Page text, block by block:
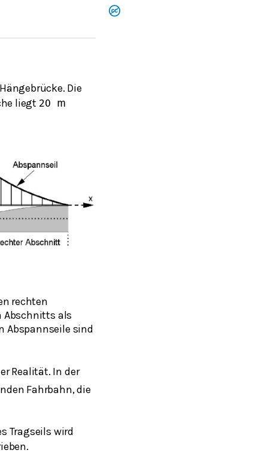
Die
liegt 20 m
rechten
Abschnitts als
Abspannseile sind
Realität. In der
Fahrbahn, die
Tragseils wird